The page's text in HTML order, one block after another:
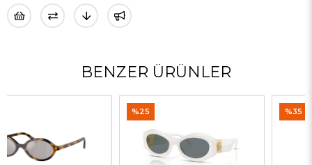
BENZER ÜRÜNLER